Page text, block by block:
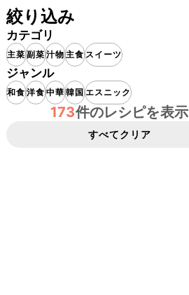
絞り込み
カテゴリ
主菜副菜汁物主食スイーツ
ジャンル
和食洋食中華韓国エスニック
173件のレシピを表示
すべてクリア